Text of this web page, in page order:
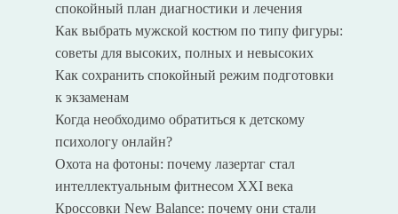
спокойный план диагностики и лечения
Как выбрать мужской костюм по типу фигуры:
советы для высоких, полных и невысоких
Как сохранить спокойный режим подготовки
к экзаменам
Когда необходимо обратиться к детскому
психологу онлайн?
Охота на фотоны: почему лазертаг стал
интеллектуальным фитнесом XXI века
Кроссовки New Balance: почему они стали